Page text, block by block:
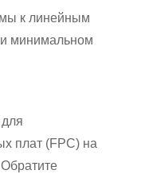
к линейным
минимальном
плат (FPC) на
Обратите